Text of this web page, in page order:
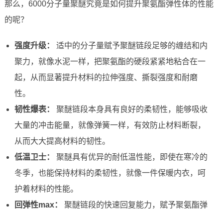
那么，6000分子量聚醚究竟是如何提升聚氨酯弹性体的性能
的呢？
强度升级：
适中的分子量赋予聚醚链段足够的缠结和内
聚力，就像水泥一样，把聚氨酯的硬段紧紧地粘合在一
起，从而显著提升材料的拉伸强度、撕裂强度和耐磨
性。
韧性爆表：
聚醚链段本身具有良好的柔韧性，能够吸收
大量的冲击能量，就像弹簧一样，有效防止材料断裂，
从而大大提高材料的韧性。
低温卫士：
聚醚具有优异的耐低温性能，即使在寒冷的
冬季，也能保持材料的柔韧性，就像一件保暖内衣，呵
护着材料的性能。
回弹性max：
聚醚链段的快速回复能力，赋予聚氨酯弹